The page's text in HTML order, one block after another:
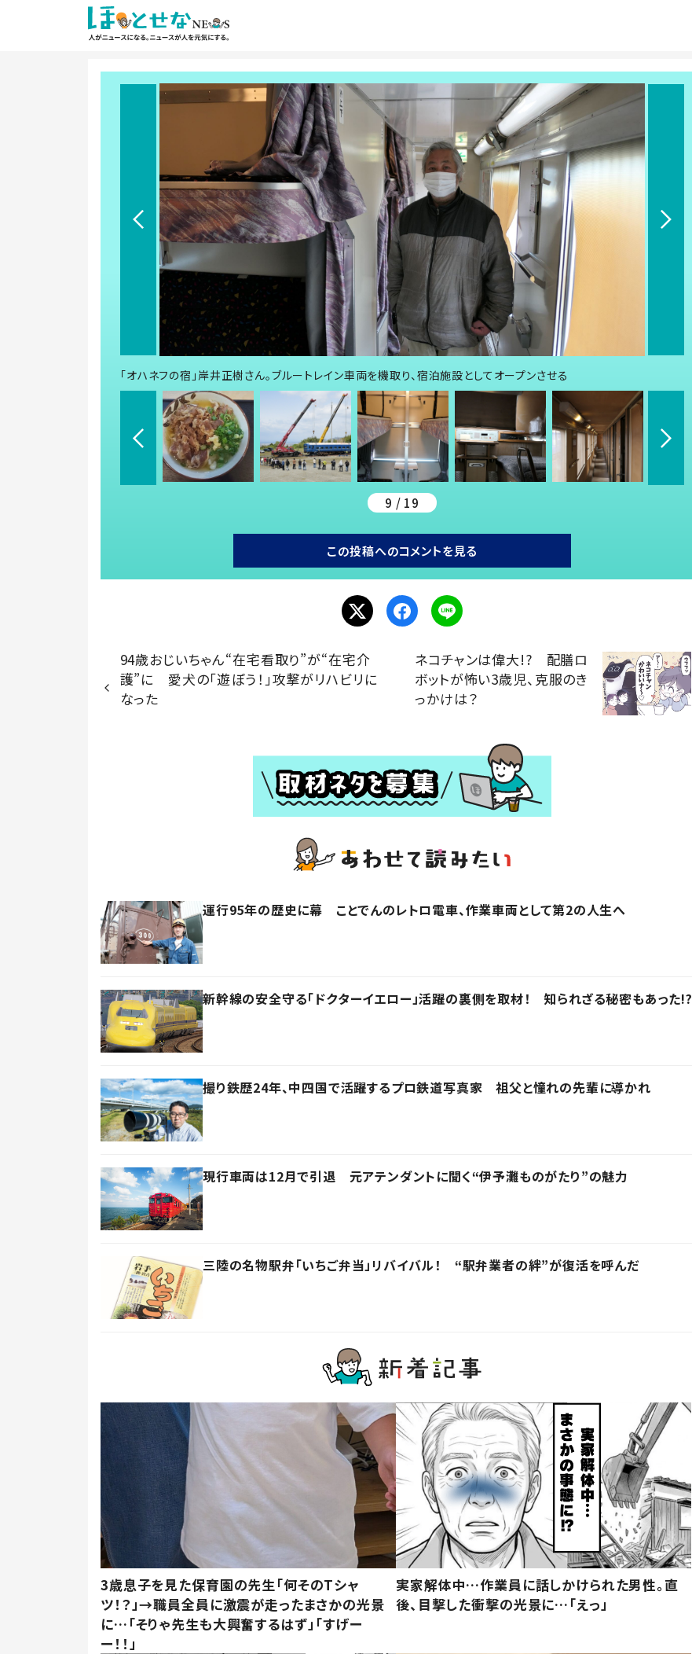
「オハネフの宿」岸井正樹さん。ブルートレイン車両を機取り、宿泊施設としてオープンさせる
9 / 19
この投稿へのコメントを見る
94歳おじいちゃん“在宅看取り”が“在宅介
護”に 愛犬の「遊ぼう！」攻撃がリハビリに
なった
ネコチャンは偉大!? 配膳ロ
ボットが怖い3歳児、克服のき
っかけは？
運行95年の歴史に幕 ことでんのレトロ電車、作業車両として第2の人生へ
新幹線の安全守る「ドクターイエロー」活躍の裏側を取材！ 知られざる秘密もあった!?
撮り鉄歴24年、中四国で活躍するプロ鉄道写真家 祖父と憧れの先輩に導かれ
現行車両は12月で引退 元アテンダントに聞く“伊予灘ものがたり”の魅力
三陸の名物駅弁「いちご弁当」リバイバル！ “駅弁業者の絆”が復活を呼んだ
3歳息子を見た保育園の先生「何そのTシャ
ツ！？」→職員全員に激震が走ったまさかの光景
に…「そりゃ先生も大興奮するはず」「すげー
ー！！」
実家解体中…作業員に話しかけられた男性。直
後、目撃した衝撃の光景に…「えっ」